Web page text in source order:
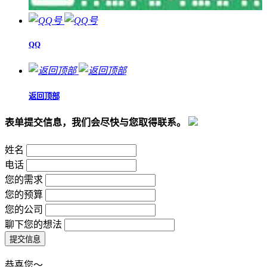
QQ
返回顶部
表单提交信息，我们会尽快与您取得联系。
姓名
电话
您的需求
您的预算
您的公司
聊下您的想法
恭喜您～